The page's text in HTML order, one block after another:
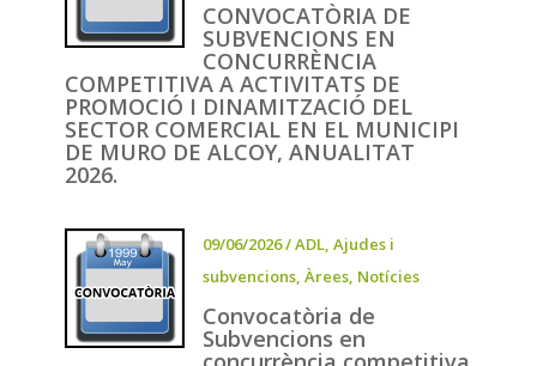
CONVOCATÒRIA DE
SUBVENCIONS EN
CONCURRÈNCIA
COMPETITIVA A ACTIVITATS DE
PROMOCIÓ I DINAMITZACIÓ DEL
SECTOR COMERCIAL EN EL MUNICIPI
DE MURO DE ALCOY, ANUALITAT
2026.
09/06/2026/ADL, Ajudes i
subvencions, Àrees, Notícies
Convocatòria de
Subvencions en